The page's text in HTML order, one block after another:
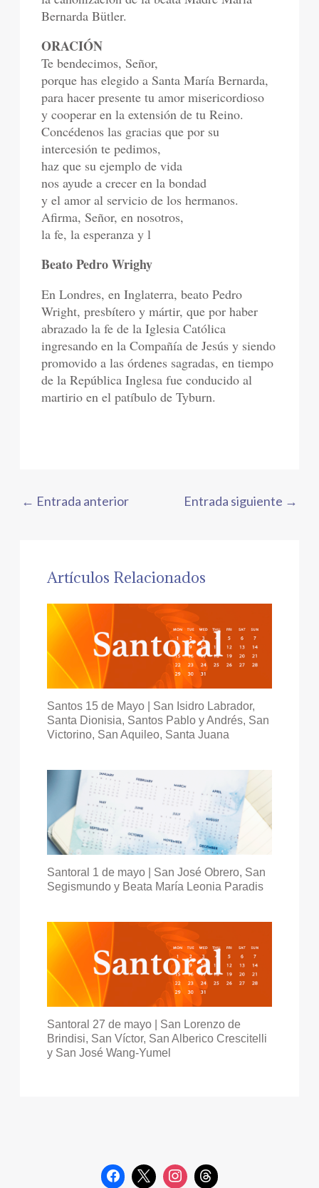
Bernarda Bütler.
ORACIÓN
Te bendecimos, Señor,
porque has elegido a Santa María Bernarda,
para hacer presente tu amor misericordioso
y cooperar en la extensión de tu Reino.
Concédenos las gracias que por su
intercesión te pedimos,
haz que su ejemplo de vida
nos ayude a crecer en la bondad
y el amor al servicio de los hermanos.
Afirma, Señor, en nosotros,
la fe, la esperanza y l
Beato Pedro Wrighy
En Londres, en Inglaterra, beato Pedro
Wright, presbítero y mártir, que por haber
abrazado la fe de la Iglesia Católica
ingresando en la Compañía de Jesús y siendo
promovido a las órdenes sagradas, en tiempo
de la República Inglesa fue conducido al
martirio en el patíbulo de Tyburn.
← Entrada anterior Entrada siguiente →
Artículos Relacionados
Santos 15 de Mayo | San Isidro Labrador,
Santa Dionisia, Santos Pablo y Andrés, San
Victorino, San Aquileo, Santa Juana
Santoral 1 de mayo | San José Obrero, San
Segismundo y Beata María Leonia Paradis
Santoral 27 de mayo | San Lorenzo de
Brindisi, San Víctor, San Alberico Crescitelli
y San José Wang-Yumel